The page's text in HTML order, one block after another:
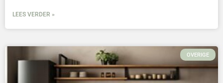
LEES VERDER »
OVERIGE